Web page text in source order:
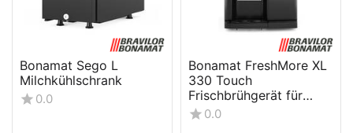
Bonamat Sego L
Milchkühlschrank
0.0
Bonamat FreshMore XL
330 Touch
Frischbrühgerät für
Filterkaffee und
0.0